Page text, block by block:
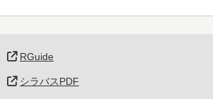
RGuide
シラバスPDF